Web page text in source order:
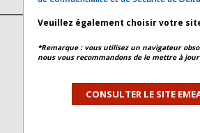
ACTIF
Veuillez également choisir votre
*Remarque : vous utilisez un navigateur
nous vous recommandons de le mettre à
CONSULTER LE SITE